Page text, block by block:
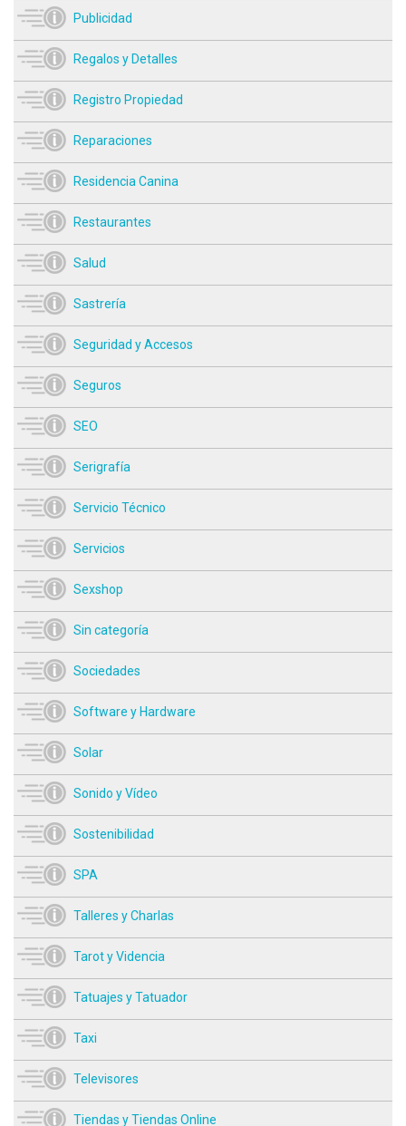
Publicidad
Regalos y Detalles
Registro Propiedad
Reparaciones
Residencia Canina
Restaurantes
Salud
Sastrería
Seguridad y Accesos
Seguros
SEO
Serigrafía
Servicio Técnico
Servicios
Sexshop
Sin categoría
Sociedades
Software y Hardware
Solar
Sonido y Vídeo
Sostenibilidad
SPA
Talleres y Charlas
Tarot y Videncia
Tatuajes y Tatuador
Taxi
Televisores
Tiendas y Tiendas Online